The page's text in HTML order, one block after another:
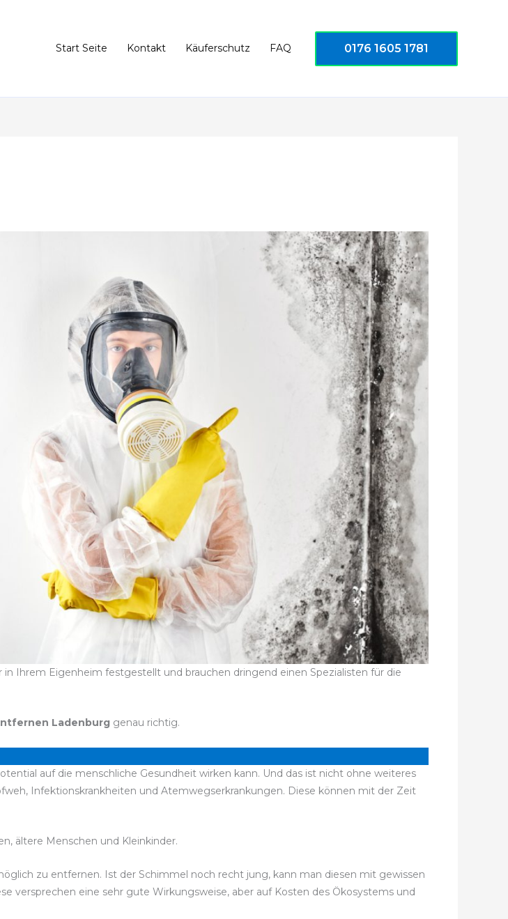
Start Seite Kontakt Käuferschutz FAQ 0176 1605 1781
Ihrem Eigenheim festgestellt und brauchen dringend einen Spezialisten für die
Ladenburg genau richtig.
auf die menschliche Gesundheit wirken kann. Und das ist nicht ohne weiteres
Infektionskrankheiten und Atemwegserkrankungen. Diese können mit der Zeit
ältere Menschen und Kleinkinder.
zu entfernen. Ist der Schimmel noch recht jung, kann man diesen mit gewissen
versprechen eine sehr gute Wirkungsweise, aber auf Kosten des Ökosystems und